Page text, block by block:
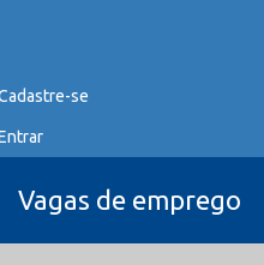
se
Vagas de emprego